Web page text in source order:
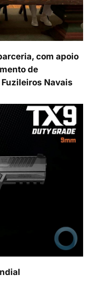
com apoio
de
Navais